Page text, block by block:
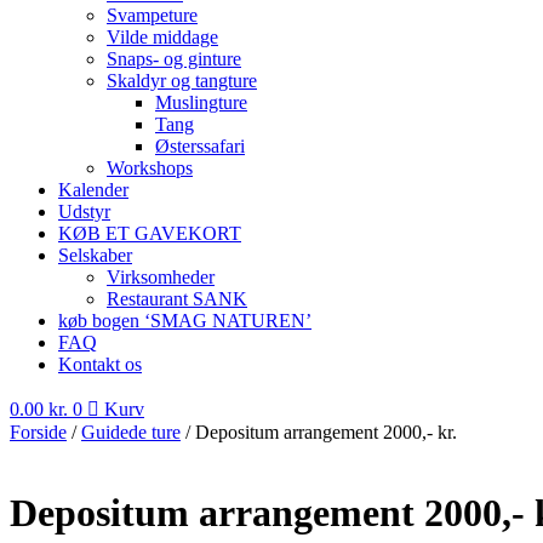
Svampeture
Vilde middage
Snaps- og ginture
Skaldyr og tangture
Muslingture
Tang
Østerssafari
Workshops
Kalender
Udstyr
KØB ET GAVEKORT
Selskaber
Virksomheder
Restaurant SANK
køb bogen ‘SMAG NATUREN’
FAQ
Kontakt os
0.00 kr. 0
Kurv
Forside /Guidede ture / Depositum arrangement 2000,- kr.
Depositum arrangement 2000,-